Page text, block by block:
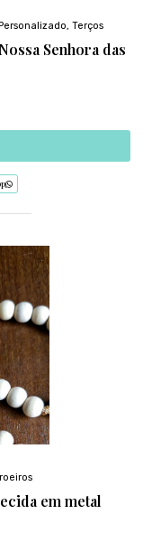
, Terços
Senhora das
em metal